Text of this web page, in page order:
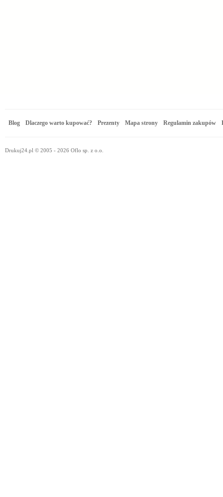
Blog Dlaczego warto kupować? Prezenty Mapa strony Regulamin zakupów
Drukuj24.pl © 2005 - 2026 Oflo sp. z o.o.